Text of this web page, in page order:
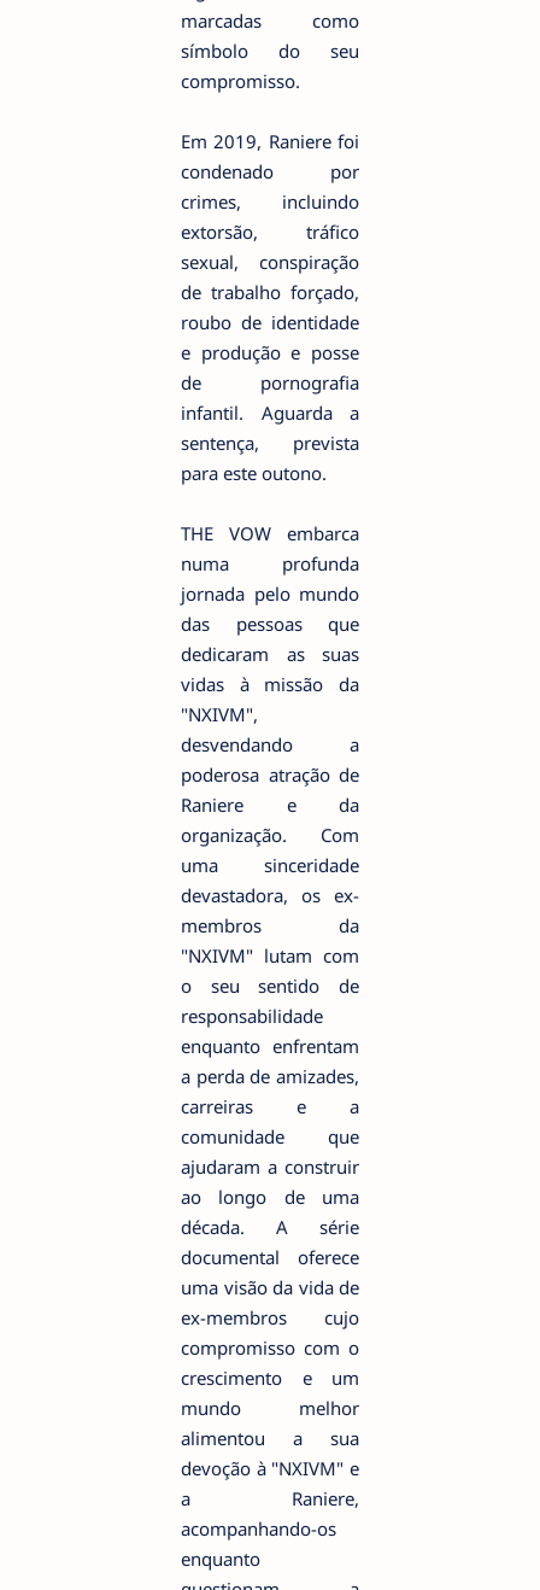
marcadas como
símbolo do seu
compromisso.
Em 2019, Raniere foi
condenado por
crimes, incluindo
extorsão, tráfico
sexual, conspiração
de trabalho forçado,
roubo de identidade
e produção e posse
de pornografia
infantil. Aguarda a
sentença, prevista
para este outono.
THE VOW embarca
numa profunda
jornada pelo mundo
das pessoas que
dedicaram as suas
vidas à missão da
"NXIVM",
desvendando a
poderosa atração de
Raniere e da
organização. Com
uma sinceridade
devastadora, os ex-
membros da
"NXIVM" lutam com
o seu sentido de
responsabilidade
enquanto enfrentam
a perda de amizades,
carreiras e a
comunidade que
ajudaram a construir
ao longo de uma
década. A série
documental oferece
uma visão da vida de
ex-membros cujo
compromisso com o
crescimento e um
mundo melhor
alimentou a sua
devoção à "NXIVM" e
a Raniere,
acompanhando-os
enquanto